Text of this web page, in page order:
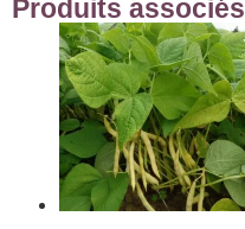
Produits associés